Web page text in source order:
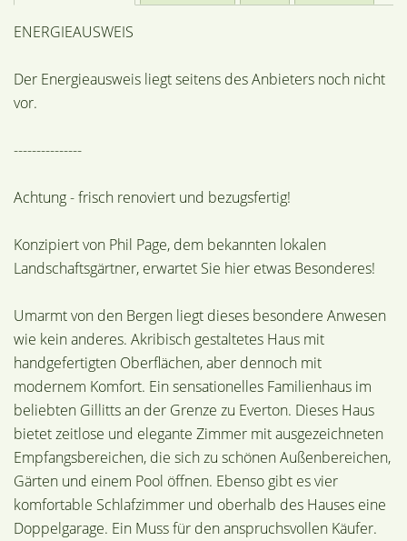
ENERGIEAUSWEIS
Der Energieausweis liegt seitens des Anbieters noch nicht
vor.
---------------
Achtung - frisch renoviert und bezugsfertig!
Konzipiert von Phil Page, dem bekannten lokalen
Landschaftsgärtner, erwartet Sie hier etwas Besonderes!
Umarmt von den Bergen liegt dieses besondere Anwesen
wie kein anderes. Akribisch gestaltetes Haus mit
handgefertigten Oberflächen, aber dennoch mit
modernem Komfort. Ein sensationelles Familienhaus im
beliebten Gillitts an der Grenze zu Everton. Dieses Haus
bietet zeitlose und elegante Zimmer mit ausgezeichneten
Empfangsbereichen, die sich zu schönen Außenbereichen,
Gärten und einem Pool öffnen. Ebenso gibt es vier
komfortable Schlafzimmer und oberhalb des Hauses eine
Doppelgarage. Ein Muss für den anspruchsvollen Käufer.